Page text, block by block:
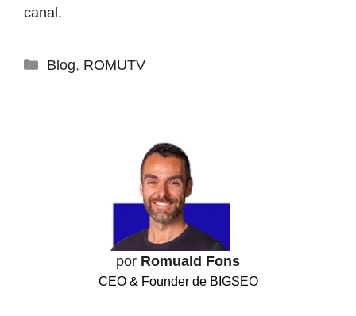
canal.
Categorías
Blog, ROMUTV
por Romuald Fons
CEO & Founder de BIGSEO